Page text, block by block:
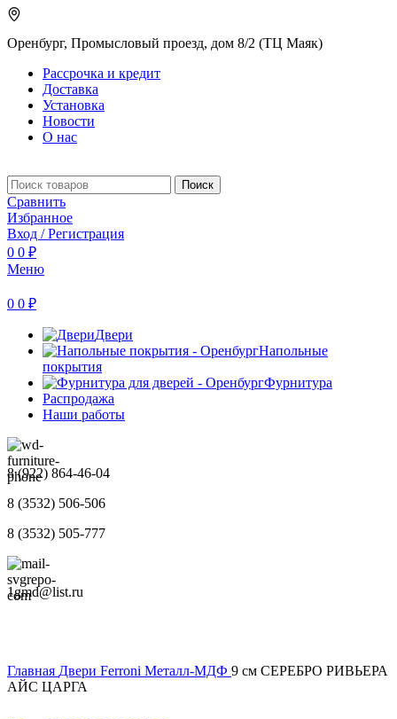
Оренбург, Промысловый проезд, дом 8/2 (ТЦ Маяк)
Рассрочка и кредит
Доставка
Установка
Новости
О нас
Поиск
Сравнить
Избранное
Вход / Регистрация
0 0 ₽
Меню
0 0 ₽
Двери
Напольные
покрытия
Фурнитура
Распродажа
Наши работы
8 (922) 864-46-04
8 (3532) 506-506
8 (3532) 505-777
1gmd@list.ru
Главная Двери Ferroni Металл-МДФ 9 см СЕРЕБРО РИВЬЕРА
АЙС ЦАРГА